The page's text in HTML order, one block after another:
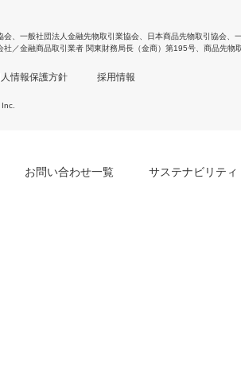
会 一般社団法人金融先物取引業協会 日本商品先物取引協会
社／金融商品取引業者 関東財務局長（金商）第195号、商品先物
情報保護方針 採用情報
お問い合わせ一覧 サステナビリティ